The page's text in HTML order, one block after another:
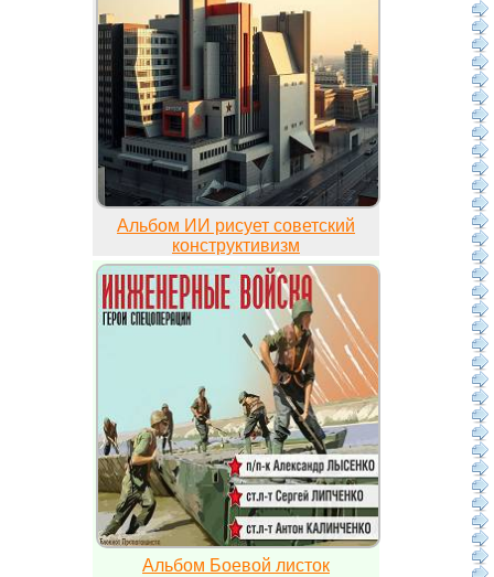
Альбом ИИ рисует советский
конструктивизм
Альбом Боевой листок